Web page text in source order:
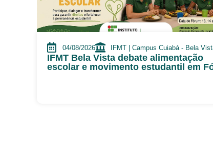
04/08/2026 IFMT | Campus Cuiabá - Bela
IFMT Bela Vista debate alimentação
escolar e movimento estudantil em